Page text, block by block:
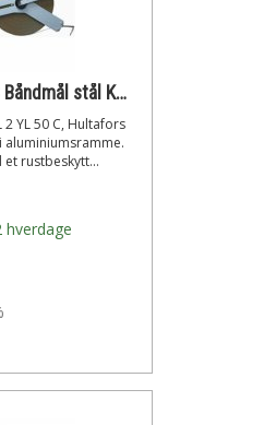
Hultafors YL 50 C Båndmål stål KL2 50m
YL 50 C, Hultafors
aluminiumsramme.
rustbeskytt...
hverdage